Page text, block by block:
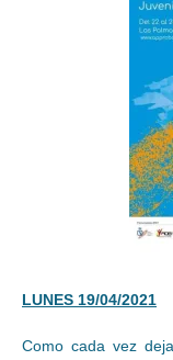
LUNES 19/04/2021
Como cada vez